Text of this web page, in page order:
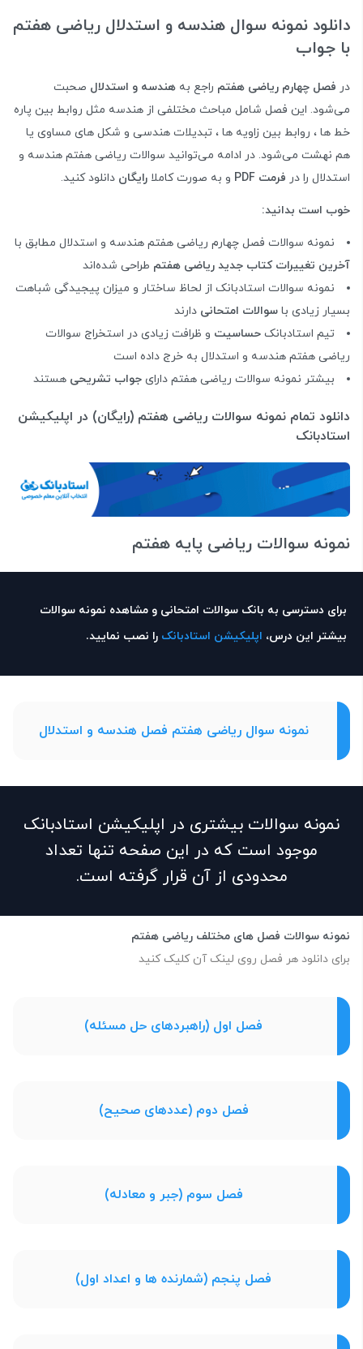
دانلود نمونه سوال هندسه و استدلال ریاضی هفتم
با جواب
در فصل چهارم ریاضی هفتم راجع به هندسه و استدلال صحبت
می‌شود. این فصل شامل مباحث مختلفی از هندسه مثل روابط بین پاره
خط ها ، روابط بین زاویه ها ، تبدیلات هندسی و شکل های مساوی یا
هم نهشت می‌شود. در ادامه می‌توانید سوالات ریاضی هفتم هندسه و
استدلال را در فرمت PDF و به صورت کاملا رایگان دانلود کنید.
خوب است بدانید:
نمونه سوالات فصل چهارم ریاضی هفتم هندسه و استدلال مطابق با
آخرین تغییرات کتاب جدید ریاضی هفتم طراحی شده‌اند
نمونه سوالات استادبانک از لحاظ ساختار و میزان پیجیدگی شباهت
بسیار زیادی با سوالات امتحانی دارند
تیم استادبانک حساسیت و ظرافت زیادی در استخراج سوالات
ریاضی هفتم هندسه و استدلال به خرج داده است
بیشتر نمونه سوالات ریاضی هفتم دارای جواب تشریحی هستند
دانلود تمام نمونه سوالات ریاضی هفتم (رایگان) در اپلیکیشن
استادبانک
نمونه سوالات ریاضی پایه هفتم
برای دسترسی به بانک سوالات امتحانی و مشاهده نمونه سوالات
بیشتر این درس، اپلیکیشن استادبانک را نصب نمایید.
نمونه سوال ریاضی هفتم فصل هندسه و استدلال
نمونه سوالات بیشتری در اپلیکیشن استادبانک
موجود است که در این صفحه تنها تعداد
محدودی از آن قرار گرفته است.
نمونه سوالات فصل های مختلف ریاضی هفتم
برای دانلود هر فصل روی لینک آن کلیک کنید
فصل اول (راهبردهای حل مسئله)
فصل دوم (عددهای صحیح)
فصل سوم (جبر و معادله)
فصل پنجم (شمارنده ها و اعداد اول)